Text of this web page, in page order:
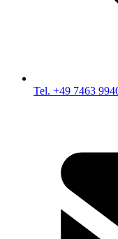
Tel. +49 7463